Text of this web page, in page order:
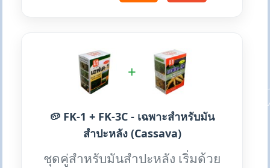
+
🥔 FK-1 + FK-3C - เฉพาะสำหรับมัน
สำปะหลัง (Cassava)
ชุดคู่สำหรับมันสำปะหลัง เริ่มด้วย